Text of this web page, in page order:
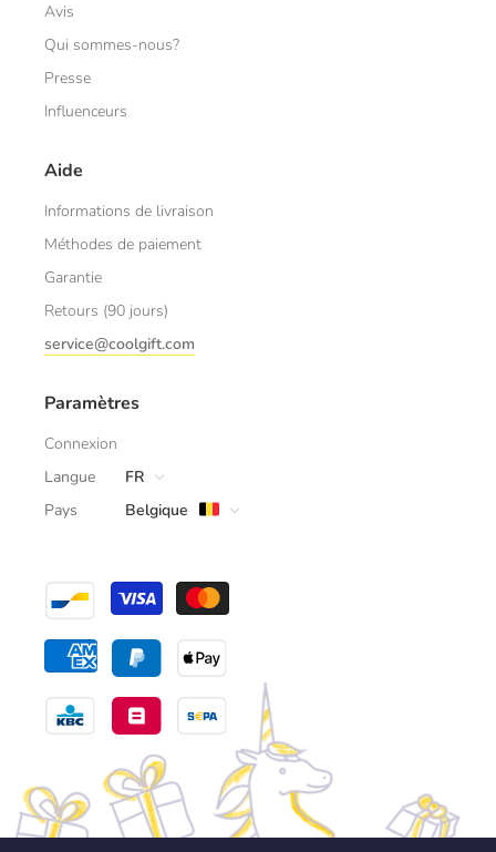
Avis
Qui sommes-nous?
Presse
Influenceurs
Aide
Informations de livraison
Méthodes de paiement
Garantie
Retours (90 jours)
service@coolgift.com
Paramètres
Connexion
Langue
FR
Pays
Belgique